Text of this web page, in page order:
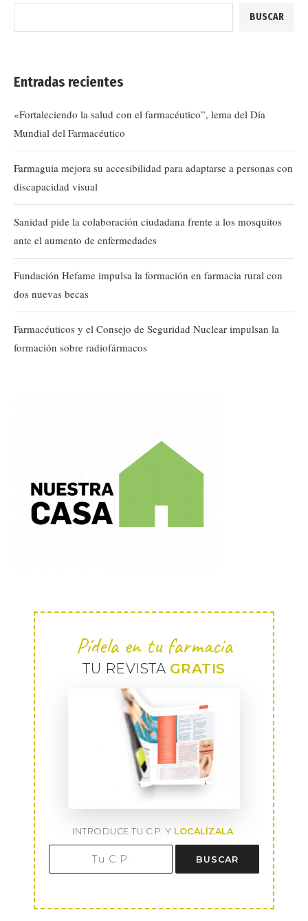
BUSCAR
Entradas recientes
«Fortaleciendo la salud con el farmacéutico”, lema del Día
Mundial del Farmacéutico
Farmaguia mejora su accesibilidad para adaptarse a personas con
discapacidad visual
Sanidad pide la colaboración ciudadana frente a los mosquitos
ante el aumento de enfermedades
Fundación Hefame impulsa la formación en farmacia rural con
dos nuevas becas
Farmacéuticos y el Consejo de Seguridad Nuclear impulsan la
formación sobre radiofármacos
Pídela en tu farmacia
TU REVISTA GRATIS
INTRODUCE TU C.P. Y LOCALÍZALA:
BUSCAR